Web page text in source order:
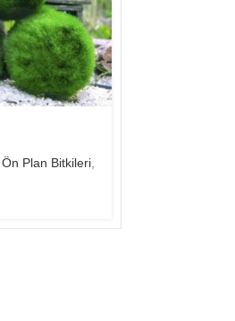
Ön Plan Bitkileri,